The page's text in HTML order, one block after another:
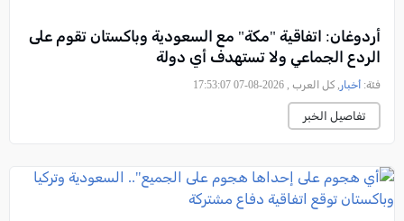
أردوغان: اتفاقية "مكة" مع السعودية وباكستان تقوم على
الردع الجماعي ولا تستهدف أي دولة
فئة: أخبار , كل العرب , 2026-08-07 17:53:07
تفاصيل الخبر